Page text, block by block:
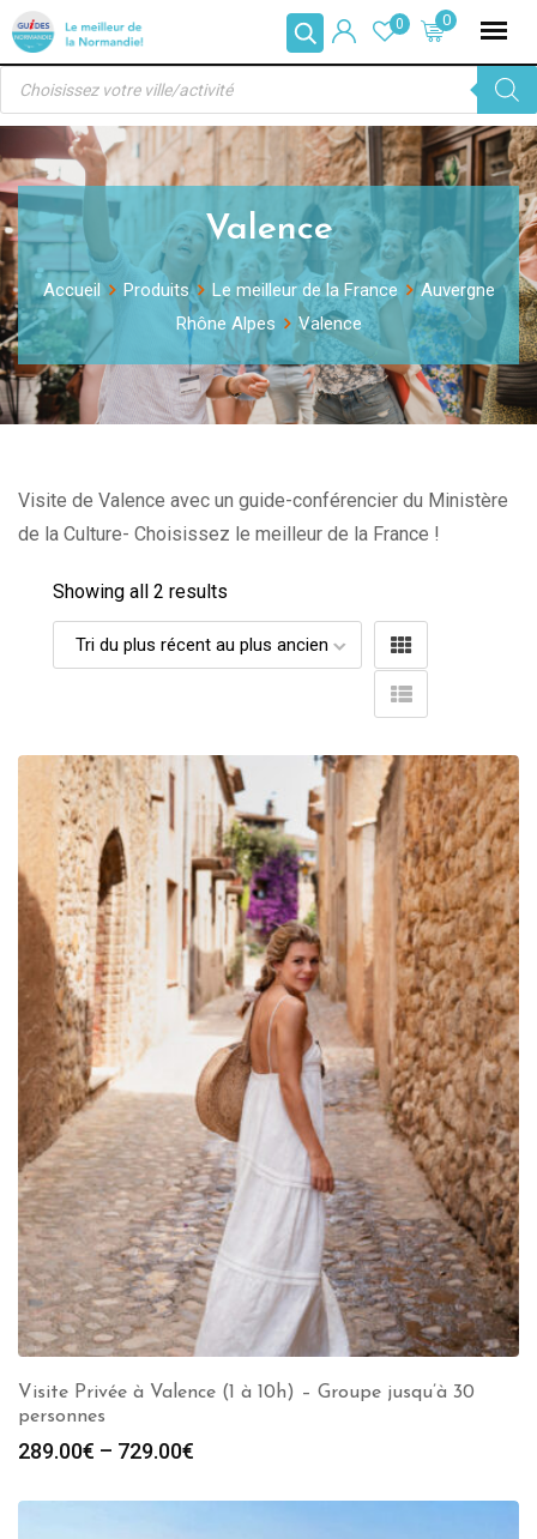
Skip
to
content
0
0
Recherche
produits
Valence
Accueil Produits Le meilleur de la France
Auvergne
Rhône Alpes
Valence
Visite de Valence avec un guide-conférencier du Ministère
de la Culture- Choisissez le meilleur de la France !
Showing all 2 results
Visite Privée à Valence (1 à 10h) – Groupe jusqu’à 30
personnes
289.00€ – 729.00€